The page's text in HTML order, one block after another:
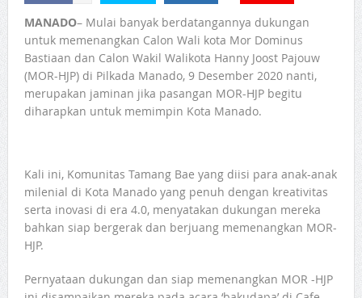
MANADO– Mulai banyak berdatangannya dukungan
untuk memenangkan Calon Wali kota Mor Dominus
Bastiaan dan Calon Wakil Walikota Hanny Joost Pajouw
(MOR-HJP) di Pilkada Manado, 9 Desember 2020 nanti,
merupakan jaminan jika pasangan MOR-HJP begitu
diharapkan untuk memimpin Kota Manado.
Kali ini, Komunitas Tamang Bae yang diisi para anak-anak
milenial di Kota Manado yang penuh dengan kreativitas
serta inovasi di era 4.0, menyatakan dukungan mereka
bahkan siap bergerak dan berjuang memenangkan MOR-
HJP.
Pernyataan dukungan dan siap memenangkan MOR -HJP